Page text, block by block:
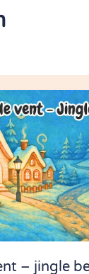
– jingle